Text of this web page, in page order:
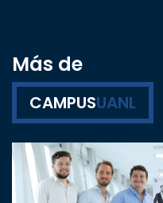
Más de
CAMPUSUANL